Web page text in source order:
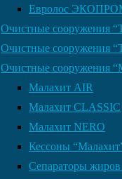
Евролос
Очистные сооружения
Очистные сооружения
Очистные сооружения
Малахит AIR
Малахит CLASSIC
Малахит NERO
Кессоны
Сепараторы